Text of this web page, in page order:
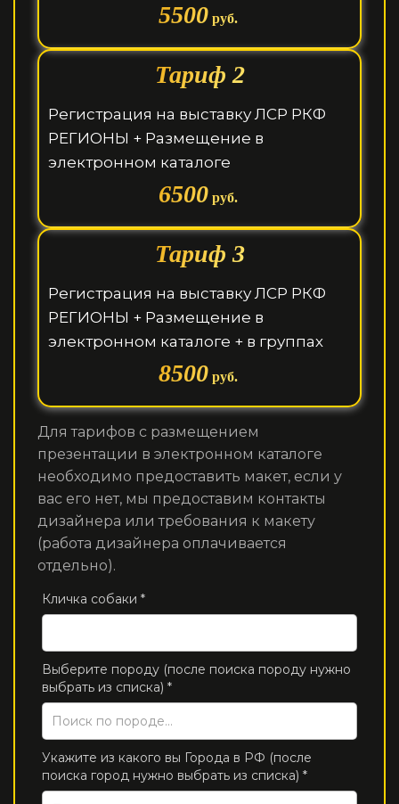
5500руб.
Тариф 2
Регистрация на выставку ЛСР РКФ
РЕГИОНЫ + Размещение в
электронном каталоге
6500руб.
Тариф 3
Регистрация на выставку ЛСР РКФ
РЕГИОНЫ + Размещение в
электронном каталоге + в группах
8500руб.
Для тарифов с размещением
презентации в электронном каталоге
необходимо предоставить макет, если у
вас его нет, мы предоставим контакты
дизайнера или требования к макету
(работа дизайнера оплачивается
отдельно).
Кличка собаки *
Выберите породу (после поиска породу нужно
выбрать из списка) *
Укажите из какого вы Города в РФ (после
поиска город нужно выбрать из списка) *